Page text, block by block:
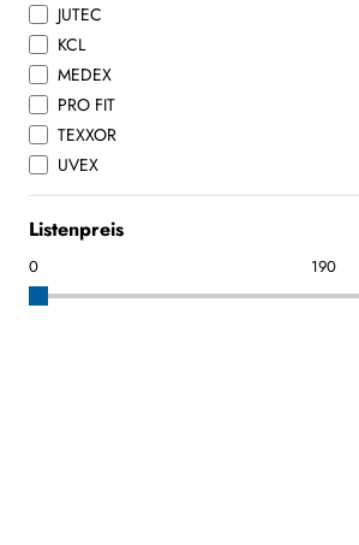
JUTEC
KCL
MEDEX
PRO FIT
TEXXOR
UVEX
Listenpreis